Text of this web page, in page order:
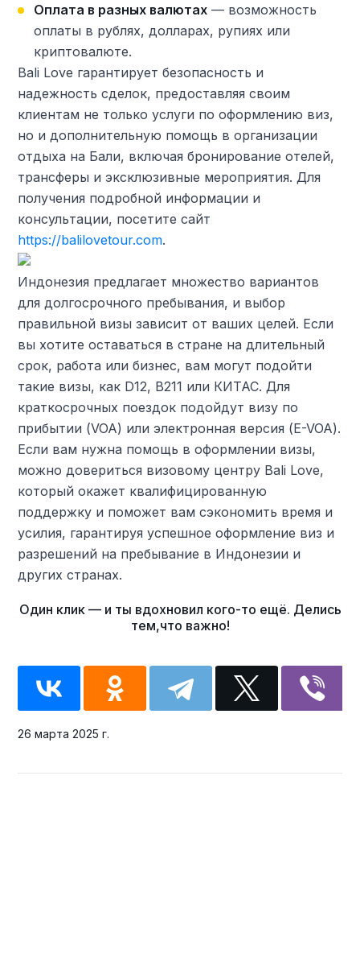
Оплата в разных валютах— возможность
оплаты в рублях, долларах, рупиях или
криптовалюте.
Bali Love гарантирует безопасность и
надежность сделок, предоставляя своим
клиентам не только услуги по оформлению виз,
но и дополнительную помощь в организации
отдыха на Бали, включая бронирование отелей,
трансферы и эксклюзивные мероприятия. Для
получения подробной информации и
консультации, посетите сайт
https://balilovetour.com.
Индонезия предлагает множество вариантов
для долгосрочного пребывания, и выбор
правильной визы зависит от ваших целей. Если
вы хотите оставаться в стране на длительный
срок, работа или бизнес, вам могут подойти
такие визы, как D12, B211 или КИТАС. Для
краткосрочных поездок подойдут визу по
прибытии (VOA) или электронная версия (E-VOA).
Если вам нужна помощь в оформлении визы,
можно довериться визовому центру Bali Love,
который окажет квалифицированную
поддержку и поможет вам сэкономить время и
усилия, гарантируя успешное оформление виз и
разрешений на пребывание в Индонезии и
других странах.
26 марта 2025 г.